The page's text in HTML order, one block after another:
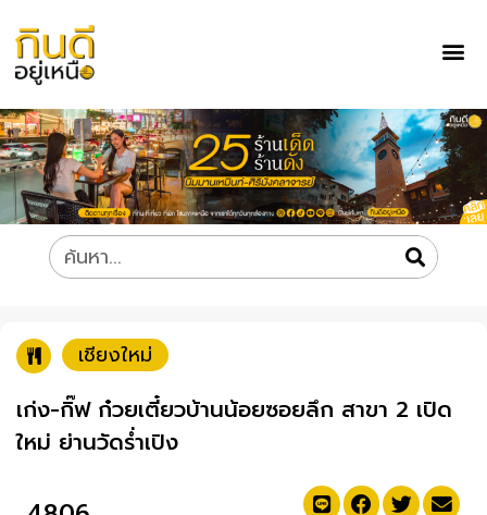
เชียงใหม่
เก่ง-กิ๊ฟ ก๋วยเตี๋ยวบ้านน้อยซอยลึก สาขา 2 เปิด
ใหม่ ย่านวัดร่ำเปิง